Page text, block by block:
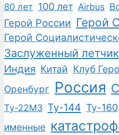
80 лет 100 лет Airbus
Герой России Герой
Герой
Заслуженный
Индия Китай Клуб
Оренбург Россия
Ту-22М3 Ту-144 Ту-160
именные